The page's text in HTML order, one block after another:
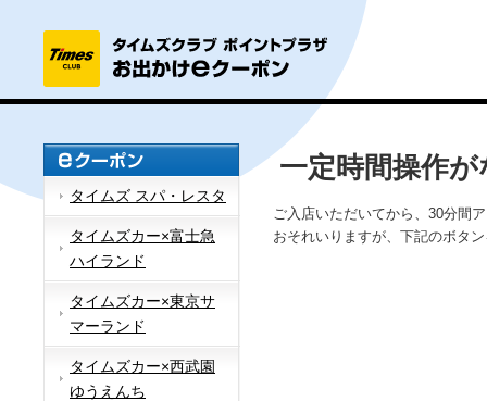
タイムズ スパ・レスタ
タイムズカー×富士急
ハイランド
タイムズカー×東京サ
マーランド
タイムズカー×西武園
ゆうえんち
一定時間操作
ご入店いただいてから、30分間
おそれいりますが、下記のボタ